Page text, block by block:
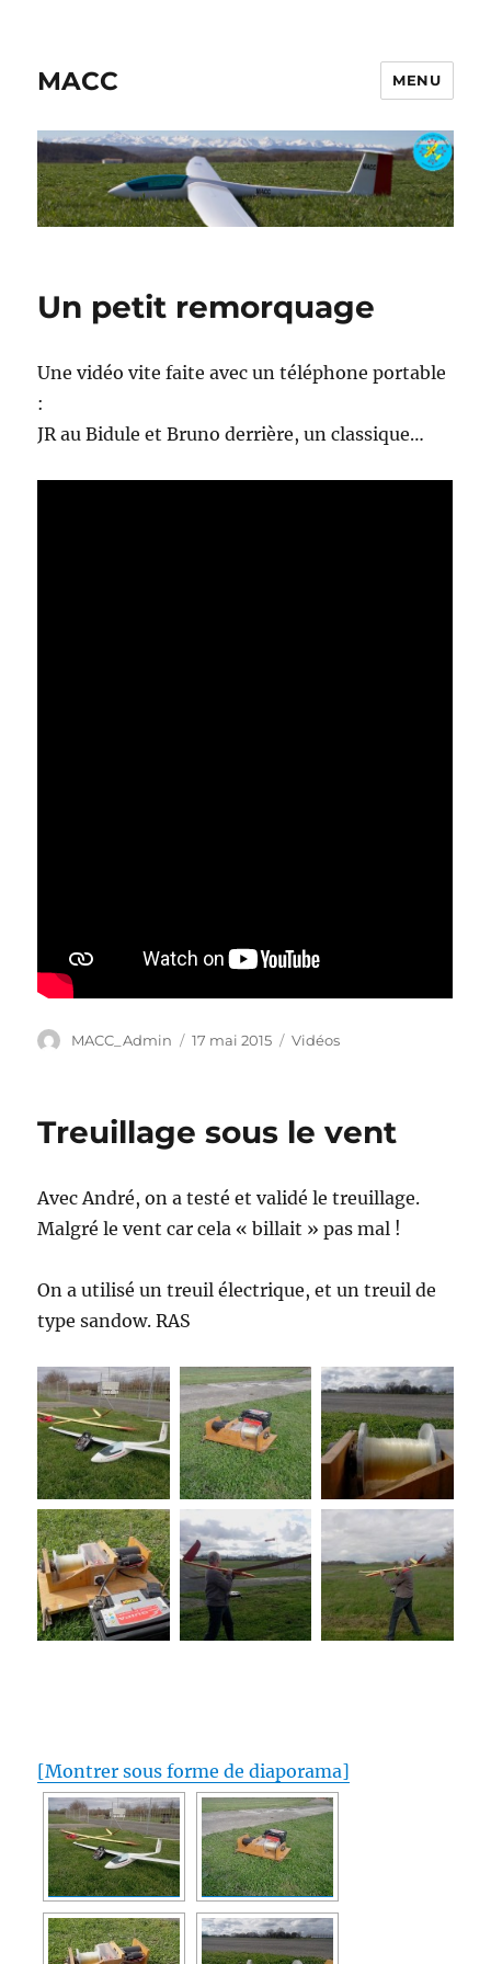
MACC MENU
Un petit remorquage
Une vidéo vite faite avec un téléphone portable
:
JR au Bidule et Bruno derrière, un classique…
Auteur
MACC_Admin
Publié
17 mai 2015 Catégories
Vidéos
Treuillage sous le vent
Avec André, on a testé et validé le treuillage.
Malgré le vent car cela « billait » pas mal !
On a utilisé un treuil électrique, et un treuil de
type sandow. RAS
[Montrer sous forme de diaporama]